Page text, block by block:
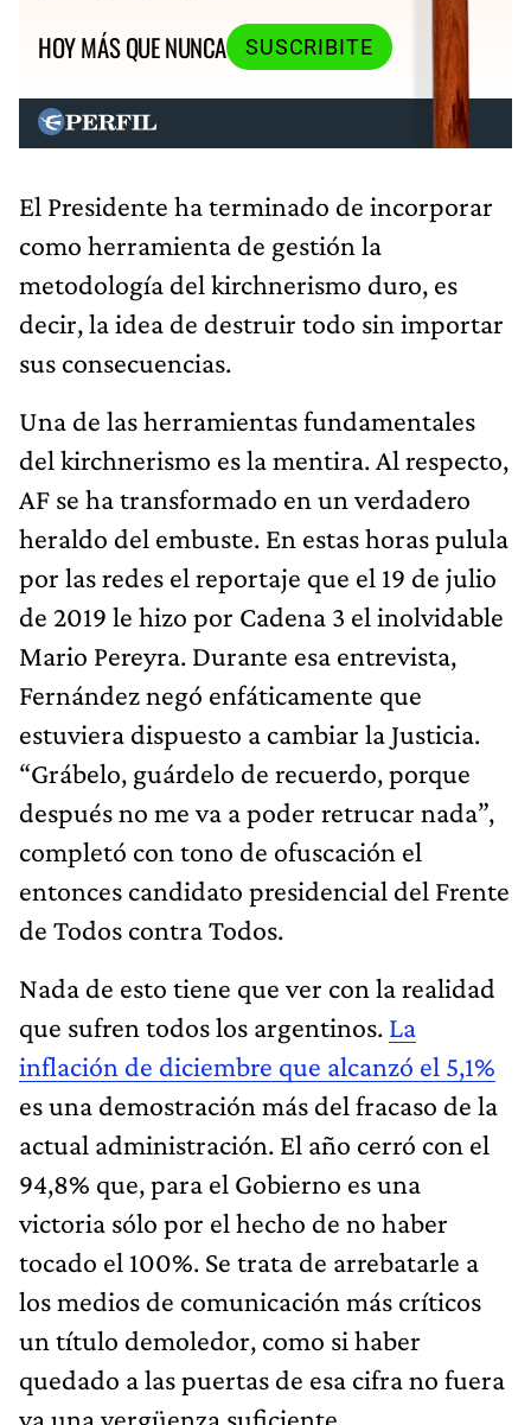
HOY MÁS QUE NUNCA
SUSCRIBITE
El Presidente ha terminado de incorporar
como herramienta de gestión la
metodología del kirchnerismo duro, es
decir, la idea de destruir todo sin importar
sus consecuencias.
Una de las herramientas fundamentales
del kirchnerismo es la mentira. Al respecto,
AF se ha transformado en un verdadero
heraldo del embuste. En estas horas pulula
por las redes el reportaje que el 19 de julio
de 2019 le hizo por Cadena 3 el inolvidable
Mario Pereyra. Durante esa entrevista,
Fernández negó enfáticamente que
estuviera dispuesto a cambiar la Justicia.
“Grábelo, guárdelo de recuerdo, porque
después no me va a poder retrucar nada”,
completó con tono de ofuscación el
entonces candidato presidencial del Frente
de Todos contra Todos.
Nada de esto tiene que ver con la realidad
que sufren todos los argentinos. La
inflación de diciembre que alcanzó el 5,1%
es una demostración más del fracaso de la
actual administración. El año cerró con el
94,8% que, para el Gobierno es una
victoria sólo por el hecho de no haber
tocado el 100%. Se trata de arrebatarle a
los medios de comunicación más críticos
un título demoledor, como si haber
quedado a las puertas de esa cifra no fuera
ya una vergüenza suficiente.